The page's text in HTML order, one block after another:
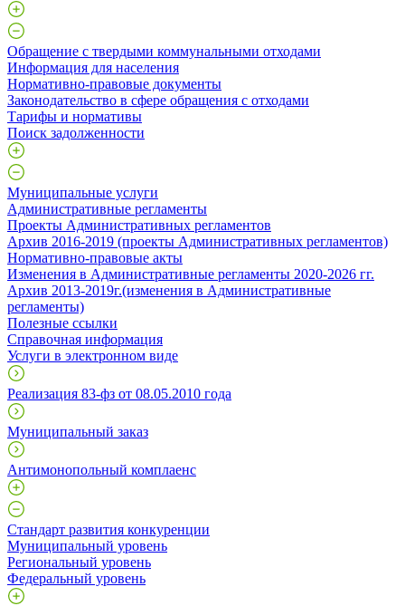
Обращение с твердыми коммунальными отходами
Информация для населения
Нормативно-правовые документы
Законодательство в сфере обращения с отходами
Тарифы и нормативы
Поиск задолженности
Муниципальные услуги
Административные регламенты
Проекты Административных регламентов
Архив 2016-2019 (проекты Административных регламентов)
Нормативно-правовые акты
Изменения в Административные регламенты 2020-2026 гг.
Архив 2013-2019г.(изменения в Административные
регламенты)
Полезные ссылки
Справочная информация
Услуги в электронном виде
Реализация 83-фз от 08.05.2010 года
Муниципальный заказ
Антимонопольный комплаенс
Стандарт развития конкуренции
Муниципальный уровень
Региональный уровень
Федеральный уровень